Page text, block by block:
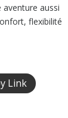
aventure aussi
flexibilité
Link